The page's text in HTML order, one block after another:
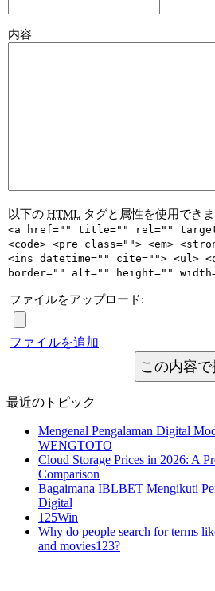
内容
以下の HTML タグと属性を使用できま
<a href="" title="" rel=""
<code> <pre class=""> <em>
<ins datetime="" cite=""> <ul>
border="" alt="" height=""
ファイルをアップロード:
ファイルを追加
この内容
最近のトピック
Mengenal Pengalaman Digital
WENGTOTO
Cloud Storage Prices in 2026: A
Comparison
Bagaimana IBLBET Mengikuti
Digital
125Win
Why do people search for terms
and movies123?